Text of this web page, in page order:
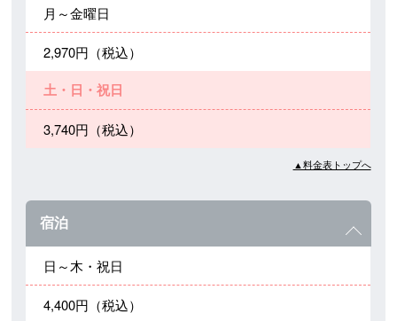
月～金曜日
2,970円（税込）
土・日・祝日
3,740円（税込）
▲料金表トップへ
宿泊
日～木・祝日
4,400円（税込）